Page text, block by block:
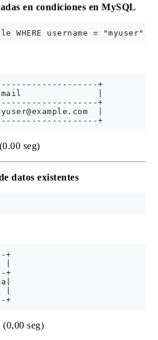
en condiciones en MySQL
+
email               |
+
seg)
datos existentes
+
|
+
|
seg)